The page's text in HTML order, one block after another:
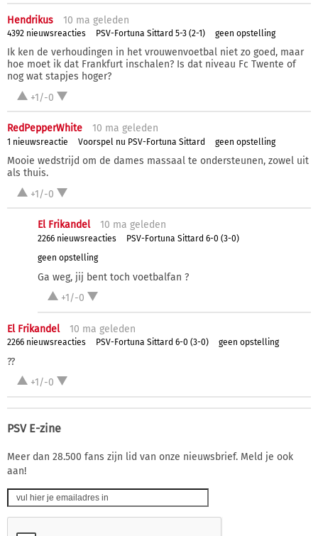
Hendrikus 10 ma geleden
4392 nieuwsreacties PSV-Fortuna Sittard 5-3 (2-1) geen opstelling
Ik ken de verhoudingen in het vrouwenvoetbal niet zo goed, maar
hoe moet ik dat Frankfurt inschalen? Is dat niveau Fc Twente of
nog wat stapjes hoger?
+1/-0
RedPepperWhite 10 ma geleden
1 nieuwsreactie Voorspel nu PSV-Fortuna Sittard geen opstelling
Mooie wedstrijd om de dames massaal te ondersteunen, zowel uit
als thuis.
+1/-0
El Frikandel 10 ma geleden
2266 nieuwsreacties
PSV-Fortuna Sittard 6-0 (3-0)
geen opstelling
Ga weg, jij bent toch voetbalfan ?
+1/-0
El Frikandel 10 ma geleden
2266 nieuwsreacties PSV-Fortuna Sittard 6-0 (3-0) geen opstelling
??
+1/-0
PSV E-zine
Meer dan 28.500 fans zijn lid van onze nieuwsbrief. Meld je ook
aan!